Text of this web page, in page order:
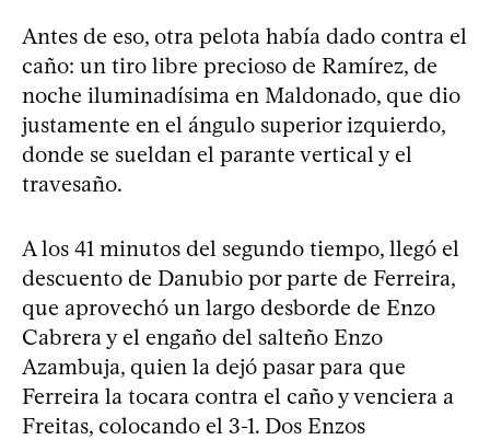
Antes de eso, otra pelota había dado contra el
caño: un tiro libre precioso de Ramírez, de
noche iluminadísima en Maldonado, que dio
justamente en el ángulo superior izquierdo,
donde se sueldan el parante vertical y el
travesaño.
A los 41 minutos del segundo tiempo, llegó el
descuento de Danubio por parte de Ferreira,
que aprovechó un largo desborde de Enzo
Cabrera y el engaño del salteño Enzo
Azambuja, quien la dejó pasar para que
Ferreira la tocara contra el caño y venciera a
Freitas, colocando el 3-1. Dos Enzos